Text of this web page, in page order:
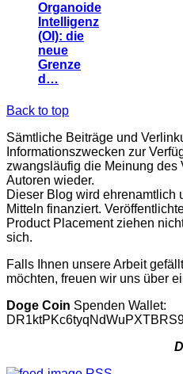
Organoide
Intelligenz
(OI): die
neue
Grenze
d…
Back to top
Sämtliche Beiträge und
Informationszwecken zur
zwangsläufig die Meinung des
Autoren wieder.
Dieser Blog wird ehrenamtlich
Mitteln finanziert.
Product Placement ziehen
sich.
Falls Ihnen unsere Arbeit
möchten, freuen wir uns über
Doge Coin Spenden Wallet: